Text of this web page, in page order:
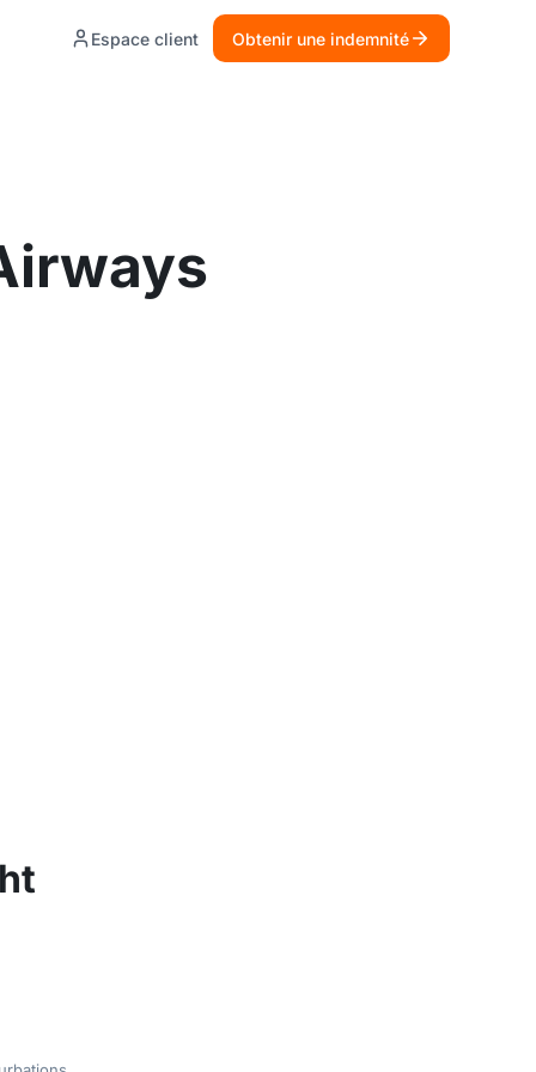
Espace client Obtenir une indemnité